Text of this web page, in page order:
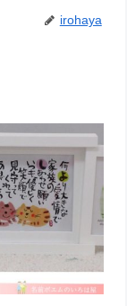
irohaya